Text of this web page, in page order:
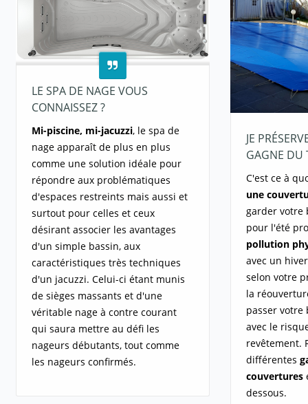
LE SPA DE NAGE VOUS
CONNAISSEZ ?
Mi-piscine, mi-jacuzzi, le spa de
nage apparaît de plus en plus
comme une solution idéale pour
répondre aux problématiques
d'espaces restreints mais aussi et
surtout pour celles et ceux
désirant associer les avantages
d'un simple bassin, aux
caractéristiques très techniques
d'un jacuzzi. Celui-ci étant munis
de sièges massants et d'une
véritable nage à contre courant
qui saura mettre au défi les
nageurs débutants, tout comme
les nageurs confirmés.
JE
GAGNE DU
C'est ce à
une
garder votre
pour l'été
pollution
avec un
selon votre
la
passer votre
avec le
revêtement.
différentes
couvertures
dessous.